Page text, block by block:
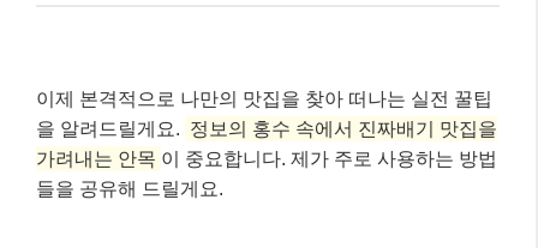
이제 본격적으로 나만의 맛집을 찾아 떠나는 실전 꿀팁
을 알려드릴게요. 정보의 홍수 속에서 진짜배기 맛집을
가려내는 안목 이 중요합니다. 제가 주로 사용하는 방법
들을 공유해 드릴게요.